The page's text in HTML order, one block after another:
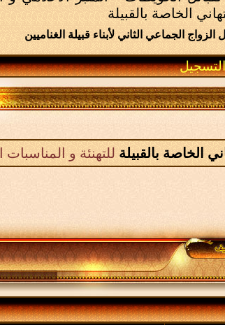
الخاصة بالقبيلة
الجماعي الثاني لأبناء قبيلة الغناميين
التسجيل
الخاصة بالقبيلة للتهنئة و